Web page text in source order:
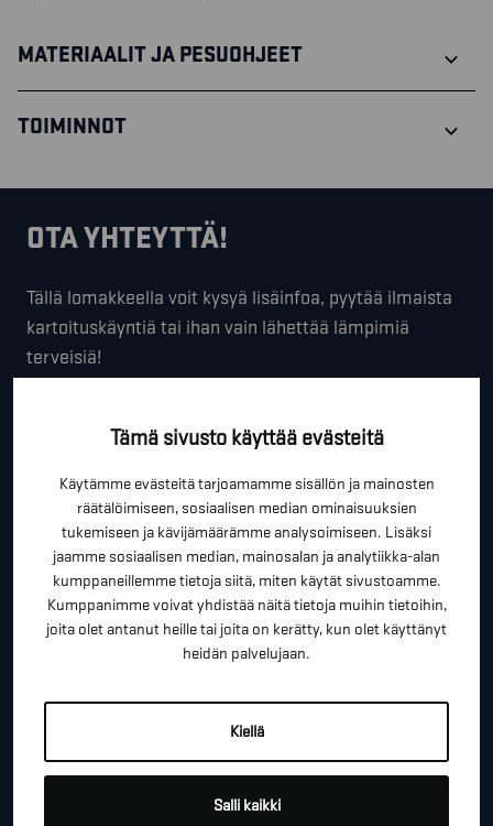
Tämä sivusto käyttää evästeitä
Käytämme evästeitä tarjoamamme sisällön ja mainosten
räätälöimiseen, sosiaalisen median ominaisuuksien
tukemiseen ja kävijämäärämme analysoimiseen. Lisäksi
jaamme sosiaalisen median, mainosalan ja analytiikka-alan
kumppaneillemme tietoja siitä, miten käytät sivustoamme.
Kumppanimme voivat yhdistää näitä tietoja muihin tietoihin,
joita olet antanut heille tai joita on kerätty, kun olet käyttänyt
heidän palvelujaan.
Kiellä
Salli kaikki
MATERIAALIT JA PESUOHJEET
TOIMINNOT
OTA YHTEYTTÄ!
Tällä lomakkeella voit kysyä lisäinfoa, pyytää ilmaista
kartoituskäyntiä tai ihan vain lähettää lämpimiä
terveisiä!
PUHELINNUMERO *